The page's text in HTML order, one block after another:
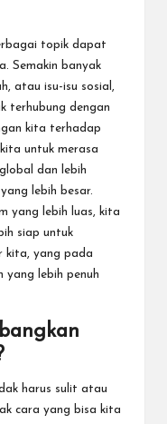
topik dapat
Semakin banyak
atau isu-isu sosial,
terhubung dengan
kita terhadap
untuk merasa
dan lebih
lebih besar.
yang lebih luas, kita
siap untuk
kita, yang pada
yang lebih penuh
harus sulit atau
cara yang bisa kita